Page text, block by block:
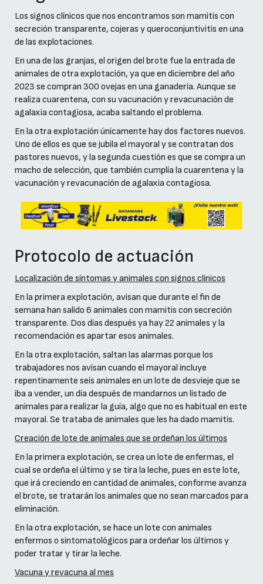
Los signos clínicos que nos encontramos son mamitis con
secreción transparente, cojeras y queroconjuntivitis en una
de las explotaciones.
En una de las granjas, el origen del brote fue la entrada de
animales de otra explotación, ya que en diciembre del año
2023 se compran 300 ovejas en una ganadería. Aunque se
realiza cuarentena, con su vacunación y revacunación de
agalaxia contagiosa, acaba saltando el problema.
En la otra explotación únicamente hay dos factores nuevos.
Uno de ellos es que se jubila el mayoral y se contratan dos
pastores nuevos, y la segunda cuestión es que se compra un
macho de selección, que también cumplía la cuarentena y la
vacunación y revacunación de agalaxia contagiosa.
Protocolo de actuación
Localización de síntomas y animales con signos clínicos
En la primera explotación, avisan que durante el fin de
semana han salido 6 animales con mamitis con secreción
transparente. Dos días después ya hay 22 animales y la
recomendación es apartar esos animales.
En la otra explotación, saltan las alarmas porque los
trabajadores nos avisan cuando el mayoral incluye
repentinamente seis animales en un lote de desvieje que se
iba a vender, un día después de mandarnos un listado de
animales para realizar la guía, algo que no es habitual en este
mayoral. Se trataba de animales que les ha dado mamitis.
Creación de lote de animales que se ordeñan los últimos
En la primera explotación, se crea un lote de enfermas, el
cual se ordeña el último y se tira la leche, pues en este lote,
que irá creciendo en cantidad de animales, conforme avanza
el brote, se tratarán los animales que no sean marcados para
eliminación.
En la otra explotación, se hace un lote con animales
enfermos o sintomatológicos para ordeñar los últimos y
poder tratar y tirar la leche.
Vacuna y revacuna al mes